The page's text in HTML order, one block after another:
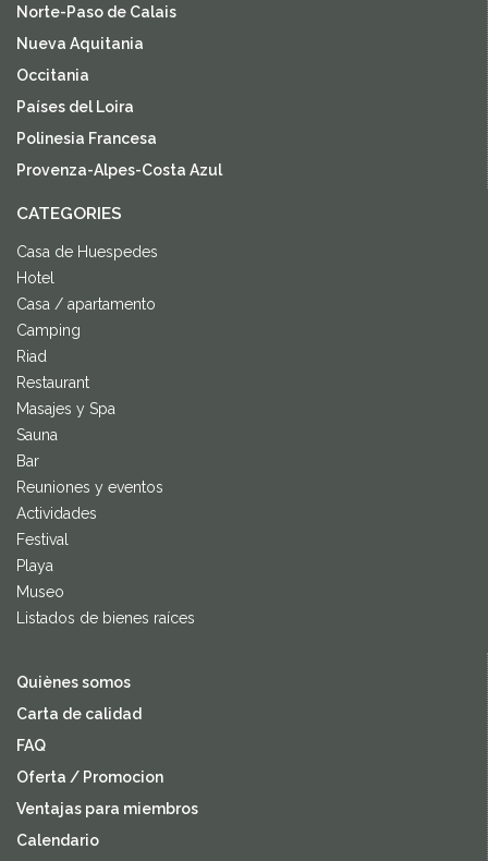
Norte-Paso de Calais
Nueva Aquitania
Occitania
Países del Loira
Polinesia Francesa
Provenza-Alpes-Costa Azul
CATEGORIES
Casa de Huespedes
Hotel
Casa / apartamento
Camping
Riad
Restaurant
Masajes y Spa
Sauna
Bar
Reuniones y eventos
Actividades
Festival
Playa
Museo
Listados de bienes raíces
Quiènes somos
Carta de calidad
FAQ
Oferta / Promocion
Ventajas para miembros
Calendario